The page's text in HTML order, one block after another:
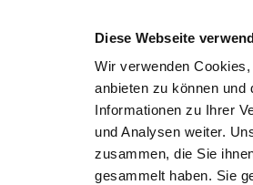
Diese Webseite
Wir verwenden
anbieten zu können und
Informationen zu Ihrer
und Analysen weiter.
zusammen, die Sie
gesammelt haben. Sie
Ab 120,00 €